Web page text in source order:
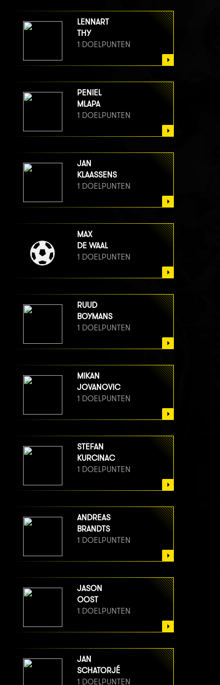
LENNART
THY
1 DOELPUNTEN
PENIEL
MLAPA
1 DOELPUNTEN
JAN
KLAASSENS
1 DOELPUNTEN
MAX
DE WAAL
1 DOELPUNTEN
RUUD
BOYMANS
1 DOELPUNTEN
MIKAN
JOVANOVIC
1 DOELPUNTEN
STEFAN
KURCINAC
1 DOELPUNTEN
ANDREAS
BRANDTS
1 DOELPUNTEN
JASON
OOST
1 DOELPUNTEN
JAN
SCHATORJÉ
1 DOELPUNTEN